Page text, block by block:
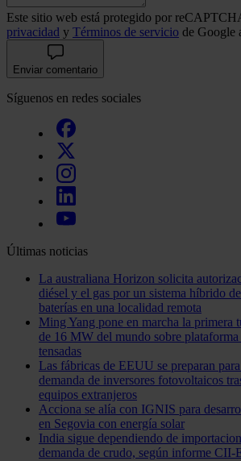
Este sitio web está protegido por
privacidad y Términos de servicio de Google
Enviar comentario
Síguenos en redes sociales
Últimas noticias
La australiana Horizon solicita
diésel y el gas por un sistema híbrido
baterías en una localidad remota
Ming Yang pone en marcha la primera
de 16 MW del mundo sobre plataforma
tensadas
Las fábricas de EEUU se preparan
demanda de inversores fotovoltaicos
equipos extranjeros
Acciona se alía con IGNIS para
en Segovia con energía solar
India sigue dependiendo de
demanda de crudo, según informe CII-